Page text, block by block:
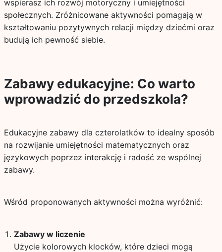
wspierasz ich rozwój motoryczny i umiejętności
społecznych. Zróżnicowane aktywności pomagają w
kształtowaniu pozytywnych relacji między dziećmi oraz
budują ich pewność siebie.
Zabawy edukacyjne: Co warto
wprowadzić do przedszkola?
Edukacyjne zabawy dla czterolatków to idealny sposób
na rozwijanie umiejętności matematycznych oraz
językowych poprzez interakcję i radość ze wspólnej
zabawy.
Wśród proponowanych aktywności można wyróżnić:
Zabawy w liczenie
Użycie kolorowych klocków, które dzieci mogą